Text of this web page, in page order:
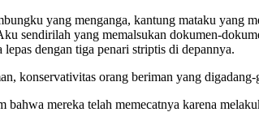
yang menganga, kantung mataku yang
sendirilah yang memalsukan dokumen-
dengan tiga penari striptis di depannya.
konservativitas orang beriman yang
mereka telah memecatnya karena